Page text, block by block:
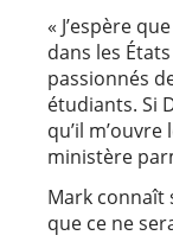
« J’espère
dans les
passionnés
étudiants. Si
qu’il
ministère
Mark connaît
que ce ne